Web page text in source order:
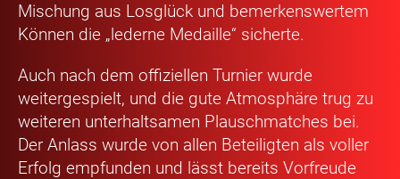
Mischung aus Losglück und bemerkenswertem
Können die „lederne Medaille“ sicherte.
Auch nach dem offiziellen Turnier wurde
weitergespielt, und die gute Atmosphäre trug zu
weiteren unterhaltsamen Plauschmatches bei.
Der Anlass wurde von allen Beteiligten als voller
Erfolg empfunden und lässt bereits Vorfreude